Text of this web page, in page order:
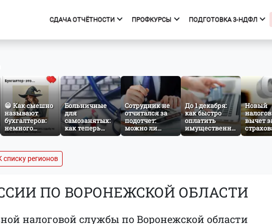
СДАЧА ОТЧЁТНОСТИ ПРОФКУРСЫ ПОДГОТОВКА 3-НДФЛ
Список курсов
Сведения об образовательной
организации
Начало
Тарифы
Получить вычет
Мастер 3-НДФЛ
😁 Как смешно
называют
бухгалтеров:
немного
профессионального
Больничные
для
самозанятых:
как теперь
работает
Сотрудник не
отчитался за
подотчет:
можно ли
удержать
До 1 декабря:
как быстро
оплатить
имущественный
налог за
Новый
вычет
жизни:
списку регионов
ПО ВОРОНЕЖСКОЙ ОБЛАСТИ
налоговой службы по Воронежской области